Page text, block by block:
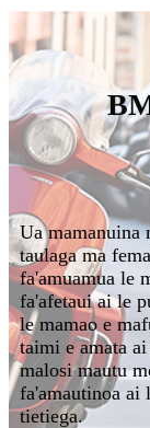
Ua mamanuina
taulaga ma
fa'amuamua le
fa'afetaui ai le
le mamao e
taimi e amata
malosi mautu
fa'amautinoa ai
tietiega.